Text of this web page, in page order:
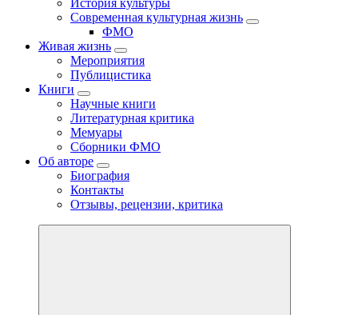
Современная культурная жизнь
ФМО
Живая жизнь
Мероприятия
Публицистика
Книги
Научные книги
Литературная критика
Мемуары
Сборники ФМО
Об авторе
Биография
Контакты
Отзывы, рецензии, критика